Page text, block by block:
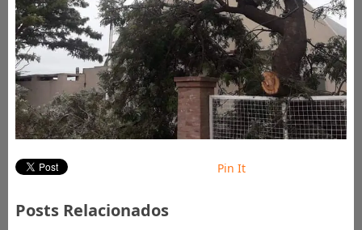
Pin It
Posts Relacionados